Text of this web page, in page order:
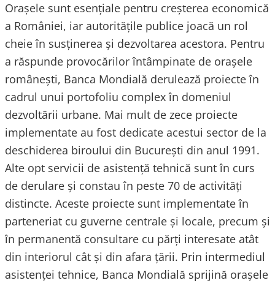
Orașele sunt esențiale pentru creșterea economică
a României, iar autoritățile publice joacă un rol
cheie în susținerea și dezvoltarea acestora. Pentru
a răspunde provocărilor întâmpinate de orașele
românești, Banca Mondială derulează proiecte în
cadrul unui portofoliu complex în domeniul
dezvoltării urbane. Mai mult de zece proiecte
implementate au fost dedicate acestui sector de la
deschiderea biroului din București din anul 1991.
Alte opt servicii de asistență tehnică sunt în curs
de derulare și constau în peste 70 de activități
distincte. Aceste proiecte sunt implementate în
parteneriat cu guverne centrale și locale, precum și
în permanentă consultare cu părți interesate atât
din interiorul cât și din afara țării. Prin intermediul
asistenței tehnice, Banca Mondială sprijină orașele